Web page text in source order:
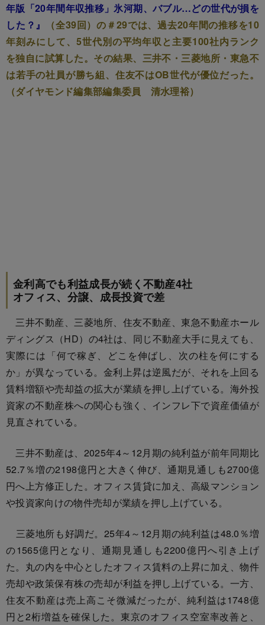
年版「20年間年収推移」氷河期、バブル…どの世代が損を
した？』
（全39回）の＃29では、過去20年間の推移を10
年刻みにして、5世代別の平均年収と主要100社内ランク
を独自に試算した。その結果、三井不・三菱地所・東急不
は若手の社員が勝ち組、住友不はOB世代が優位だった。
（ダイヤモンド編集部編集委員 清水理裕）
金利高でも利益成長が続く不動産4社
オフィス、分譲、成長投資で差
三井不動産、三菱地所、住友不動産、東急不動産ホール
ディングス（HD）の4社は、同じ不動産大手に見えても、
実際には「何で稼ぎ、どこを伸ばし、次の柱を何にする
か」が異なっている。金利上昇は逆風だが、それを上回る
賃料増額や売却益の拡大が業績を押し上げている。海外投
資家の不動産株への関心も強く、インフレ下で資産価値が
見直されている。
三井不動産は、2025年4～12月期の純利益が前年同期比
52.7％増の2198億円と大きく伸び、通期見通しも2700億
円へ上方修正した。オフィス賃貸に加え、高級マンション
や投資家向けの物件売却が業績を押し上げている。
三菱地所も好調だ。25年4～12月期の純利益は48.0％増
の1565億円となり、通期見通しも2200億円へ引き上げ
た。丸の内を中心としたオフィス賃料の上昇に加え、物件
売却や政策保有株の売却が利益を押し上げている。一方、
住友不動産は売上高こそ微減だったが、純利益は1748億
円と2桁増益を確保した。東京のオフィス空室率改善と、